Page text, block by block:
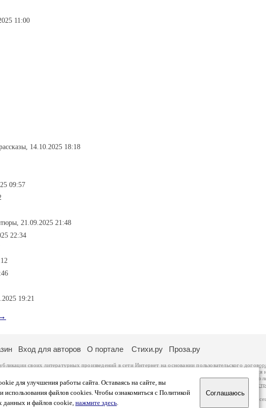
11:00
14.10.2025 18:18
09:57
21.09.2025 21:48
22:34
19:21
для улучшения работы сайта. Оставаясь на сайте, вы
использования файлов cookies. Чтобы ознакомиться с Политикой
данных и файлов cookie, нажмите здесь.
Соглашаюсь
Вход для авторов О портале Стихи.ру Проза.ру
своих литературных произведений в сети Интернет на основаниипользовательского
. Перепечатка произведений возможна только с согласия его автора, к которому вы можете обратиться
на основании
законодательства Российской Федерации. Данные
. Вы также можете посмотреть более подробнуюинформацию о портале связаться с
которые в общей сумме просматривают более полумиллиона страниц по данным счетчика
по две цифры: количество просмотров и количество посетителей.